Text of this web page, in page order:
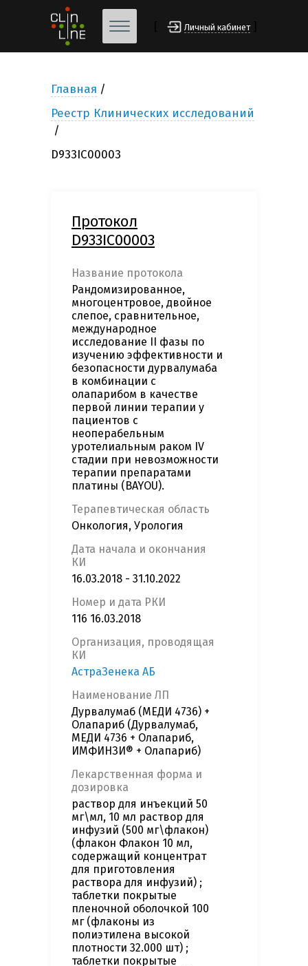
Личный кабинет
Главная
Реестр Клинических исследований
D933IC00003
Протокол
D933IC00003
Название протокола
Рандомизированное,
многоцентровое, двойное
слепое, сравнительное,
международное
исследование II фазы по
изучению эффективности и
безопасности дурвалумаба
в комбинации с
олапарибом в качестве
первой линии терапии у
пациентов с
неоперабельным
уротелиальным раком IV
стадии при невозможности
терапии препаратами
платины (BAYOU).
Терапевтическая область
Онкология, Урология
Дата начала и окончания
КИ
16.03.2018 - 31.10.2022
Номер и дата РКИ
116 16.03.2018
Организация, проводящая
КИ
АстраЗенека АБ
Наименование ЛП
Дурвалумаб (МЕДИ 4736) +
Олапариб (Дурвалумаб,
МЕДИ 4736 + Олапариб,
ИМФИНЗИ® + Олапариб)
Лекарственная форма и
дозировка
раствор для инъекций 50
мг\мл, 10 мл раствор для
инфузий (500 мг\флакон)
(флакон Флакон 10 мл,
содержащий концентрат
для приготовления
раствора для инфузий) ;
таблетки покрытые
пленочной оболочкой 100
мг (флаконы из
полиэтилена высокой
плотности 32.000 шт) ;
таблетки покрытые